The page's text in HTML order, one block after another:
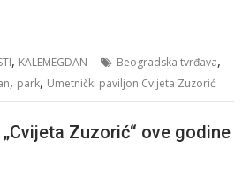
, KALEMEGDAN Beogradska tvrđava,
, park, Umetnički paviljon Cvijeta Zuzorić
Zuzorić“ ove godine